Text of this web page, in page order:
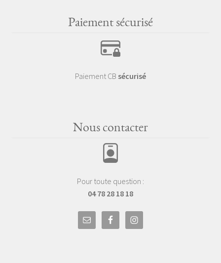
Paiement sécurisé
Paiement CB sécurisé
Nous contacter
Pour toute question :
04 78 28 18 18